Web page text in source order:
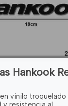
Hankook
vinilo troquelado